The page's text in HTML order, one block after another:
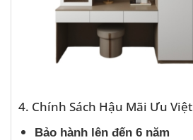
4. Chính Sách Hậu Mãi Ưu Việt
Bảo hành lên đến 6 năm